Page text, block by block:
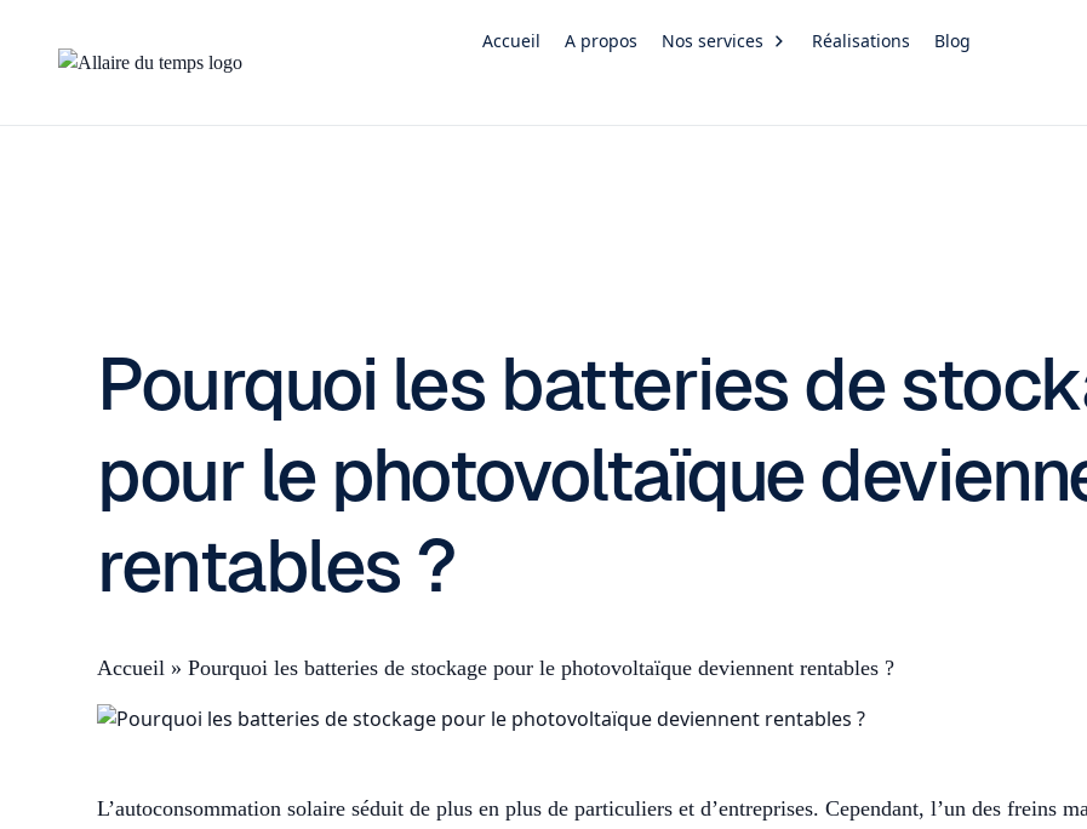
Accueil A propos Nos services Réalisations Blog
Pourquoi les batteries de
pour le photovoltaïque
rentables ?
Accueil » Pourquoi les batteries de stockage pour le photovoltaïque deviennent rentables ?
L’autoconsommation solaire séduit de plus en plus de particuliers et d’entreprises. Cependant, l’un des freins